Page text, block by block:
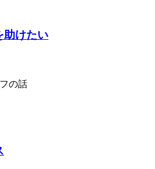
助けたい
の話